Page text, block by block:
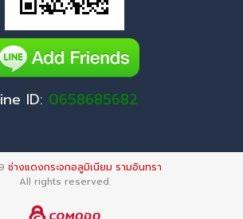
ID: 0658685682
ช่างแดงกระจกอลูมิเนียม รามอินทรา
All rights reserved.